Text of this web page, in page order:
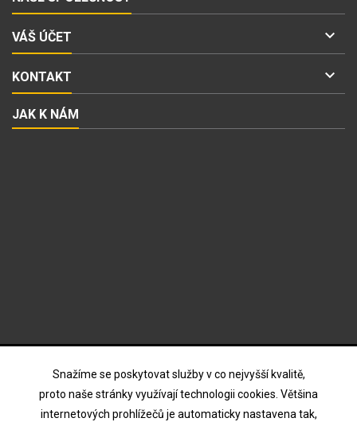
Snažíme se poskytovat služby v co nejvyšší kvalitě,
proto naše stránky využívají technologii cookies. Většina
internetových prohlížečů je automaticky nastavena tak,
VÁŠ ÚČET 
KONTAKT 
JAK K NÁM